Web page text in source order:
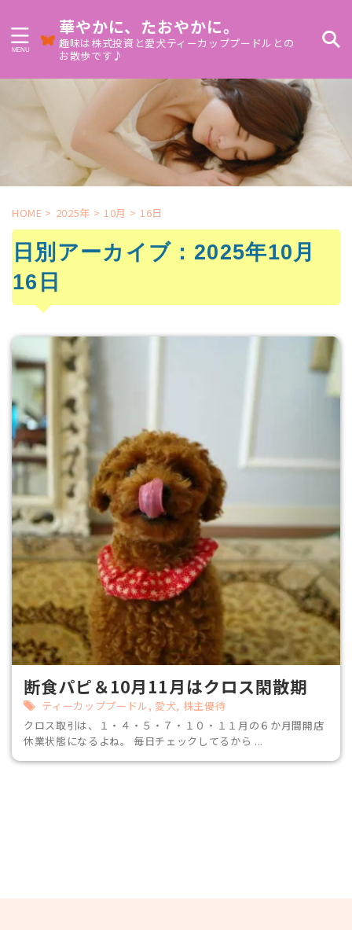
華やかに、たおやかに。
趣味は株式投資と愛犬ティーカッププードルとの
お散歩です♪
HOME > 2025年 > 10月 > 16日
日別アーカイブ：2025年10月
16日
断食パピ＆10月11月はクロス閑散期
ティーカッププードル, 愛犬, 株主優待
クロス取引は、１・４・５・７・１０・１１月の６か月間開店
休業状態になるよね。 毎日チェックしてるから ...